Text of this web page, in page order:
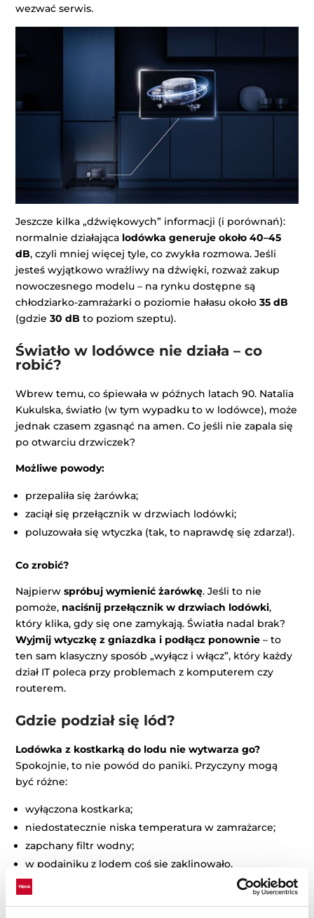
wezwać serwis.
Jeszcze kilka „dźwiękowych” informacji (i porównań):
normalnie działająca lodówka generuje około 40–45
dB, czyli mniej więcej tyle, co zwykła rozmowa. Jeśli
jesteś wyjątkowo wrażliwy na dźwięki, rozważ zakup
nowoczesnego modelu – na rynku dostępne są
chłodziarko-zamrażarki o poziomie hałasu około35 dB
(gdzie30 dB to poziom szeptu).
Światło w lodówce nie działa – co
robić?
Wbrew temu, co śpiewała w późnych latach 90. Natalia
Kukulska, światło (w tym wypadku to w lodówce), może
jednak czasem zgasnąć na amen. Co jeśli nie zapala się
po otwarciu drzwiczek?
Możliwe powody:
przepaliła się żarówka;
zaciął się przełącznik w drzwiach lodówki;
poluzowała się wtyczka (tak, to naprawdę się zdarza!).
Co zrobić?
Najpierwspróbuj wymienić żarówkę. Jeśli to nie
pomoże, naciśnij przełącznik w drzwiach lodówki,
który klika, gdy się one zamykają. Światła nadal brak?
Wyjmij wtyczkę z gniazdka i podłącz ponownie – to
ten sam klasyczny sposób „wyłącz i włącz”, który każdy
dział IT poleca przy problemach z komputerem czy
routerem.
Gdzie podział się lód?
Lodówka z kostkarką do lodu nie wytwarza go?
Spokojnie, to nie powód do paniki. Przyczyny mogą
być różne:
wyłączona kostkarka;
niedostatecznie niska temperatura w zamrażarce;
zapchany filtr wodny;
w podajniku z lodem coś się zaklinowało.